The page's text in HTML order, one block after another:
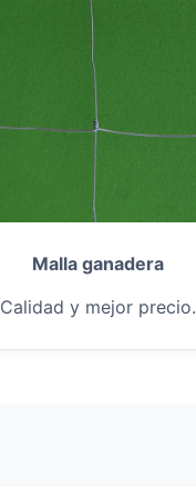
Malla ganadera
Calidad y mejor precio.